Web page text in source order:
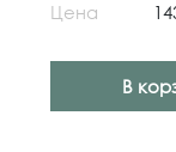
Цена
В